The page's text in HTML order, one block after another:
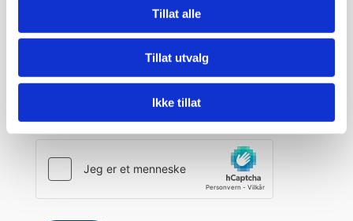
Tillat alle
Tillat utvalg
Ikke tillat
Kommentar